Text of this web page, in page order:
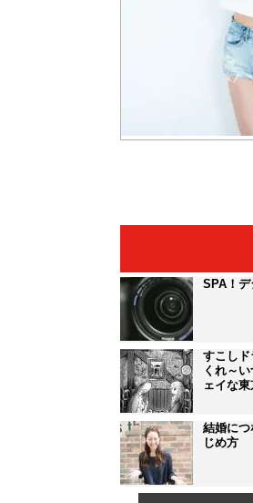
SPA！
すこしド
くれ～
ェイな
結婚に
じめ方